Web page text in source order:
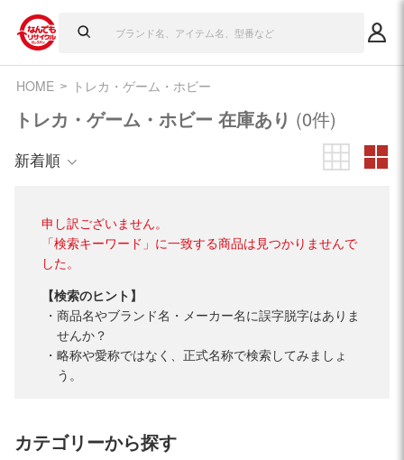
HOME トレカ・ゲーム・ホビー
トレカ・ゲーム・ホビー 在庫あり (0件)
新着順
申し訳ございません。
「検索キーワード」に一致する商品は見つかりませんで
した。
【検索のヒント】
商品名やブランド名・メーカー名に誤字脱字はありま
せんか？
略称や愛称ではなく、正式名称で検索してみましょ
う。
カテゴリーから探す